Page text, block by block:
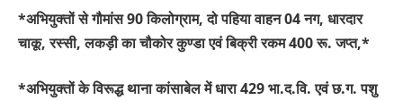
*अभियुक्तों से गौमांस 90 किलोग्राम, दो पहिया वाहन 04 नग, धारदार
चाकू, रस्सी, लकड़ी का चौकोर कुण्डा एवं बिक्री रकम 400 रू. जप्त,*
*अभियुक्तों के विरूद्ध थाना कांसाबेल में धारा 429 भा.द.वि. एवं छ.ग. पशु